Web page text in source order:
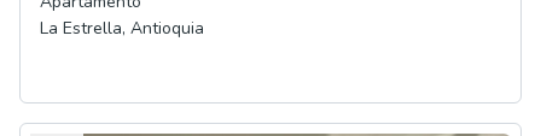
La Estrella, Antioquia